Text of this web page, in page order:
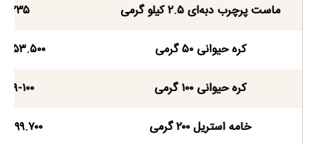
ماست پرچرب دبه‌ای ۲.۵ کیلو گرمی ۲۳۵
کره حیوانی ۵۰ گرمی ۴۵-
کره حیوانی ۱۰۰ گرمی ۸۹-۱۰۰
خامه استریل ۲۰۰ گرمی ۸۶-